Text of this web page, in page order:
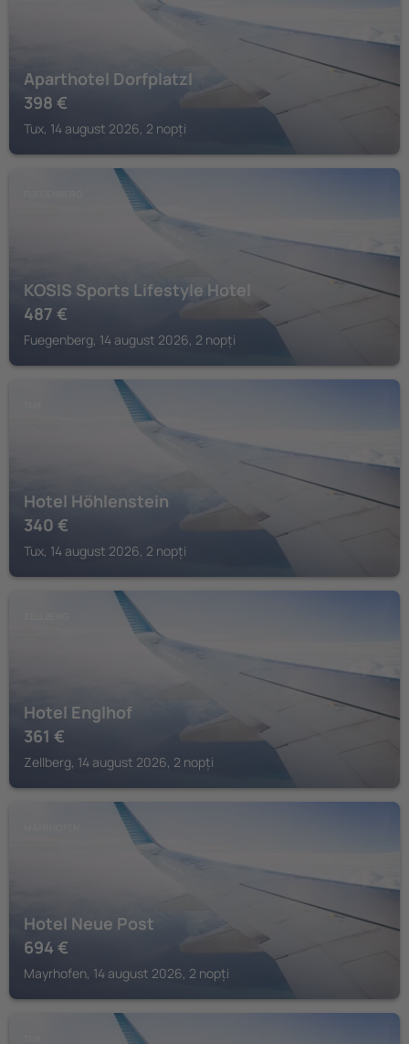
Aparthotel Dorfplatzl
398 €
Tux, 14 august 2026, 2 nopți
KOSIS Sports Lifestyle Hotel
487 €
Fuegenberg, 14 august 2026, 2 nopți
Hotel Höhlenstein
340 €
Tux, 14 august 2026, 2 nopți
Hotel Englhof
361 €
Zellberg, 14 august 2026, 2 nopți
Hotel Neue Post
694 €
Mayrhofen, 14 august 2026, 2 nopți